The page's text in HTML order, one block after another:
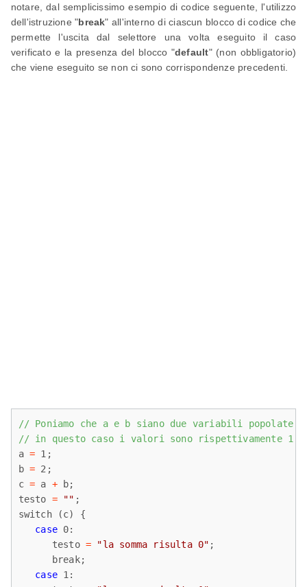
notare, dal semplicissimo esempio di codice seguente, l'utilizzo
dell'istruzione "break" all'interno di ciascun blocco di codice che
permette l'uscita dal selettore una volta eseguito il caso
verificato e la presenza del blocco "default" (non obbligatorio)
che viene eseguito se non ci sono corrispondenze precedenti.
// Poniamo che a e b siano due variabili popolate
// in questo caso i valori sono rispettivamente 1 e
a = 1;
b = 2;
c = a + b;
testo = "" ;
switch (c) {
case 0:
      testo
= "la somma risulta 0" ;
      break;
case 1: